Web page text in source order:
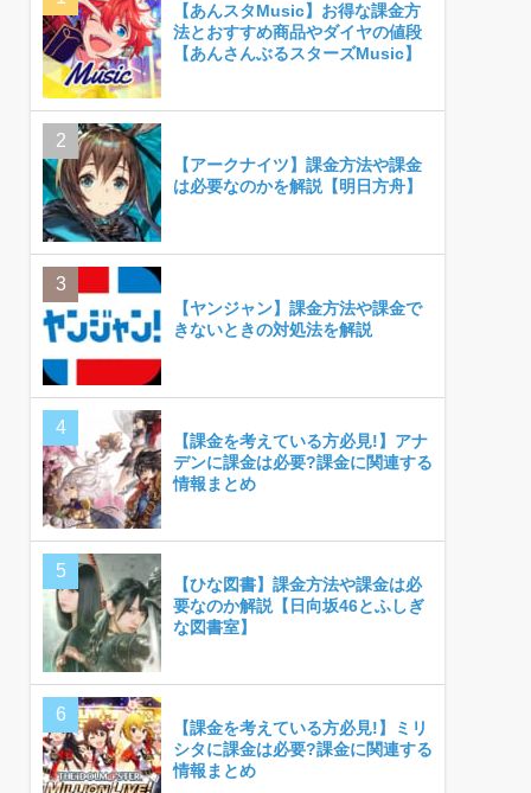
【あんスタMusic】お得な課金方
法とおすすめ商品やダイヤの値段
【あんさんぶるスターズMusic】
【アークナイツ】課金方法や課金
は必要なのかを解説【明日方舟】
【ヤンジャン】課金方法や課金で
きないときの対処法を解説
【課金を考えている方必見!】アナ
デンに課金は必要?課金に関連する
情報まとめ
【ひな図書】課金方法や課金は必
要なのか解説【日向坂46とふしぎ
な図書室】
【課金を考えている方必見!】ミリ
シタに課金は必要?課金に関連する
情報まとめ